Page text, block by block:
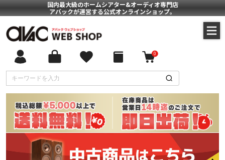
国内最大級のホームシアター&オーディオ専門店
アバックが運営する公式オンラインショップ。
0